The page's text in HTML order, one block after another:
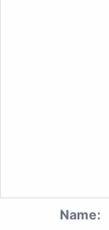
Name: